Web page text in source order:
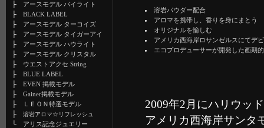
├ アースモデル パイライト
├ BLACK LABEL
├ アースモデル ターコイズ
├ アースモデル タイガーアイ
├ アースモデル ハウライト
├ アースモデル クリスタル
├ ウエストアクセ String
├ BLUE LABEL
├ EVEN 掲載モデル
├ Gainer掲載モデル
├
ＬＥＯＮ特選モデル
├ 溶岩アロマ☆リフレッシュ
└ アリス記念ジュエリー
溶岩パウダー配合
アロマを携帯し、香りを身にまとう
オリジナルを愉しむ
アメリカ西海岸ロサンゼルスにてデ
エコプロデューサーが開発した画期
2009年2月にハリウッ
アメリカ西海岸サンタ